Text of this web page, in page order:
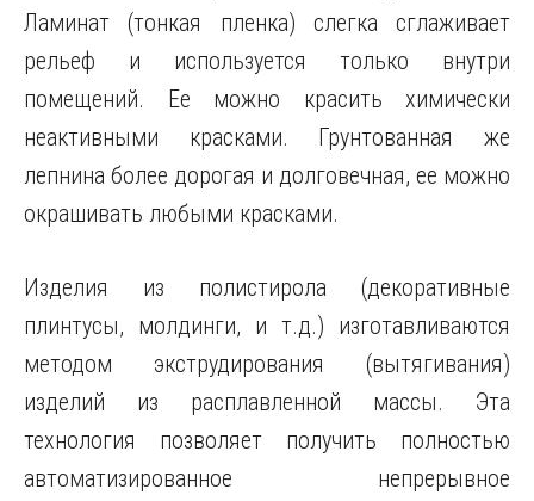
Ламинат (тонкая пленка) слегка сглаживает
рельеф и используется только внутри
помещений. Ее можно красить химически
неактивными красками. Грунтованная же
лепнина более дорогая и долговечная, ее можно
окрашивать любыми красками.
Изделия из полистирола (декоративные
плинтусы, молдинги, и т.д.) изготавливаются
методом экструдирования (вытягивания)
изделий из расплавленной массы. Эта
технология позволяет получить полностью
автоматизированное непрерывное